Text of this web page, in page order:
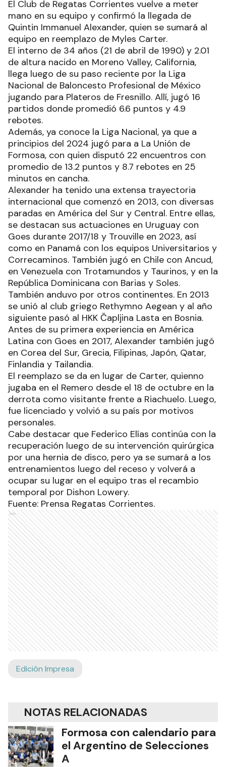
El Club de Regatas Corrientes vuelve a meter
mano en su equipo y confirmó la llegada de
Quintin Immanuel Alexander, quien se sumará al
equipo en reemplazo de Myles Carter.
El interno de 34 años (21 de abril de 1990) y 2.01
de altura nacido en Moreno Valley, California,
llega luego de su paso reciente por la Liga
Nacional de Baloncesto Profesional de México
jugando para Plateros de Fresnillo. Allí, jugó 16
partidos donde promedió 6.6 puntos y 4.9
rebotes.
Además, ya conoce la Liga Nacional, ya que a
principios del 2024 jugó para a La Unión de
Formosa, con quien disputó 22 encuentros con
promedio de 13.2 puntos y 8.7 rebotes en 25
minutos en cancha.
Alexander ha tenido una extensa trayectoria
internacional que comenzó en 2013, con diversas
paradas en América del Sur y Central. Entre ellas,
se destacan sus actuaciones en Uruguay con
Goes durante 2017/18 y Trouville en 2023, así
como en Panamá con los equipos Universitarios y
Correcaminos. También jugó en Chile con Ancud,
en Venezuela con Trotamundos y Taurinos, y en la
República Dominicana con Barias y Soles.
También anduvo por otros continentes. En 2013
se unió al club griego Rethymno Aegean y al año
siguiente pasó al HKK Čapljina Lasta en Bosnia.
Antes de su primera experiencia en América
Latina con Goes en 2017, Alexander también jugó
en Corea del Sur, Grecia, Filipinas, Japón, Qatar,
Finlandia y Tailandia.
El reemplazo se da en lugar de Carter, quienno
jugaba en el Remero desde el 18 de octubre en la
derrota como visitante frente a Riachuelo. Luego,
fue licenciado y volvió a su país por motivos
personales.
Cabe destacar que Federico Elías continúa con la
recuperación luego de su intervención quirúrgica
por una hernia de disco, pero ya se sumará a los
entrenamientos luego del receso y volverá a
ocupar su lugar en el equipo tras el recambio
temporal por Dishon Lowery.
Fuente: Prensa Regatas Corrientes.
Ads
Edición Impresa
NOTAS RELACIONADAS
Formosa con calendario para
el Argentino de Selecciones
A